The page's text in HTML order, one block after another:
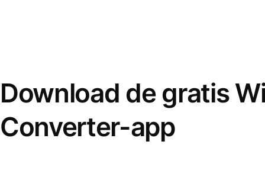
Download de gratis
Converter-app